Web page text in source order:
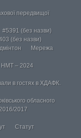
передвищої
#5391 (без назви)
(без назви)
Мережа
НМТ – 2024
в гостях в ХДАФК.
обласного
2017
Статут